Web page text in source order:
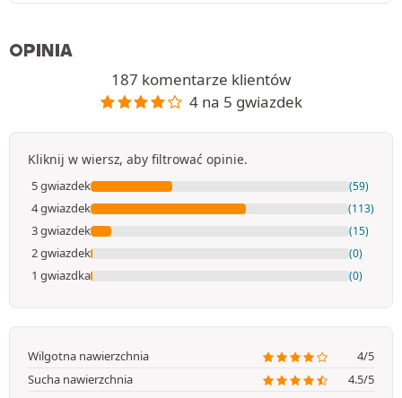
OPINIA
187 komentarze klientów
4 na 5 gwiazdek
Kliknij w wiersz, aby filtrować opinie.
5 gwiazdek (59)
4 gwiazdek (113)
3 gwiazdek (15)
2 gwiazdek (0)
1 gwiazdka (0)
Wilgotna nawierzchnia
4/5
Sucha nawierzchnia
4.5/5